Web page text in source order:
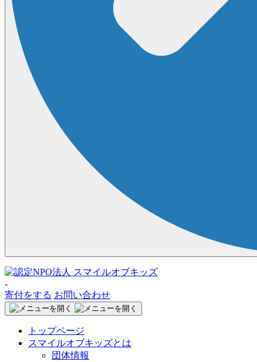
-
寄付をする お問い合わせ
トップページ
スマイルオブキッズとは
団体情報